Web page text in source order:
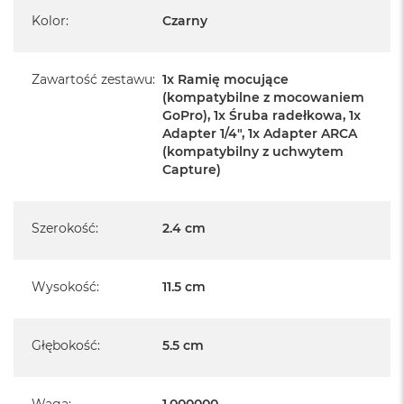
Przytrzymuje telefon w trybie pionowym lub poziomym
włóknem szklanym
Kolor: Czarny
Zawartość zestawu: 1x Ramię mocujące
(kompatybilne z mocowaniem
GoPro), 1x Śruba radełkowa, 1x
Adapter 1/4″, 1x Adapter ARCA
(kompatybilny z uchwytem
Capture)
Szerokość: 2.4 cm
Wysokość: 11.5 cm
Głębokość: 5.5 cm